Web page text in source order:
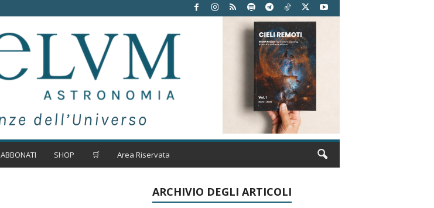
ABBONATI SHOP 🛒 Area Riservata
ARCHIVIO DEGLI ARTICOLI